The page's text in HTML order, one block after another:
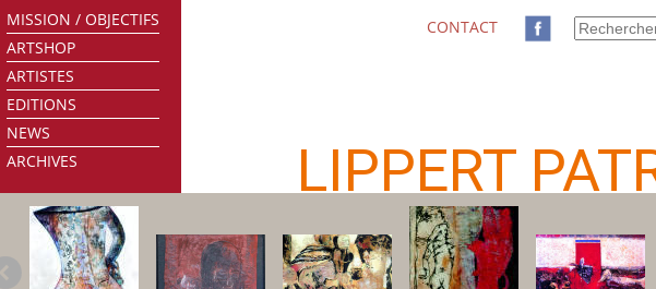
MISSION / OBJECTIFS
ARTSHOP
ARTISTES
EDITIONS
NEWS
ARCHIVES
CONTACT
LIPPERT